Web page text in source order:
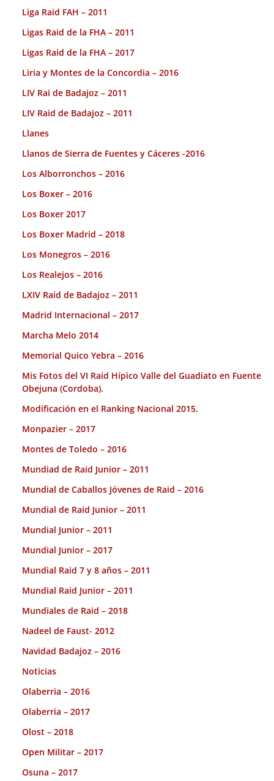
Liga Raid FAH – 2011
Ligas Raid de la FHA – 2011
Ligas Raid de la FHA – 2017
Liria y Montes de la Concordia – 2016
LIV Rai de Badajoz – 2011
LIV Raid de Badajoz – 2011
Llanes
Llanos de Sierra de Fuentes y Cáceres -2016
Los Alborronchos – 2016
Los Boxer – 2016
Los Boxer 2017
Los Boxer Madrid – 2018
Los Monegros – 2016
Los Realejos – 2016
LXIV Raid de Badajoz – 2011
Madrid Internacional – 2017
Marcha Melo 2014
Memorial Quico Yebra – 2016
Mis Fotos del VI Raid Hípico Valle del Guadiato en Fuente
Obejuna (Cordoba).
Modificación en el Ranking Nacional 2015.
Monpazier – 2017
Montes de Toledo – 2016
Mundiad de Raid Junior – 2011
Mundial de Caballos Jóvenes de Raid – 2016
Mundial de Raid Junior – 2011
Mundial Junior – 2011
Mundial Junior – 2017
Mundial Raid 7 y 8 años – 2011
Mundial Raid Junior – 2011
Mundiales de Raid – 2018
Nadeel de Faust- 2012
Navidad Badajoz – 2016
Noticias
Olaberria – 2016
Olaberria – 2017
Olost – 2018
Open Militar – 2017
Osuna – 2017